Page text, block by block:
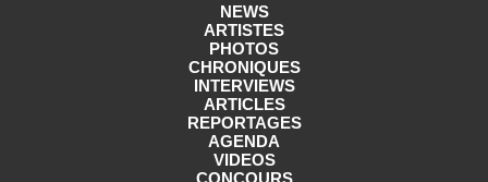
NEWS
ARTISTES
PHOTOS
CHRONIQUES
INTERVIEWS
ARTICLES
REPORTAGES
AGENDA
VIDEOS
CONCOURS